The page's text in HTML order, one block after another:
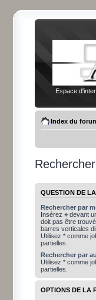
Espace
Index du
Rechercher
QUESTION DE
Rechercher par
Insérez + devant
doit pas être
barres verticales
Utilisez * comme
partielles.
Rechercher par
Utilisez * comme
partielles.
OPTIONS DE LA